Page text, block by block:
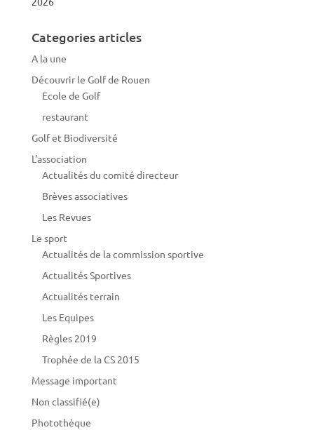
Categories articles
A la une
Découvrir le Golf de Rouen
Ecole de Golf
restaurant
Golf et Biodiversité
L'association
Actualités du comité directeur
Brèves associatives
Les Revues
Le sport
Actualités de la commission sportive
Actualités Sportives
Actualités terrain
Les Equipes
Règles 2019
Trophée de la CS 2015
Message important
Non classifié(e)
Photothèque